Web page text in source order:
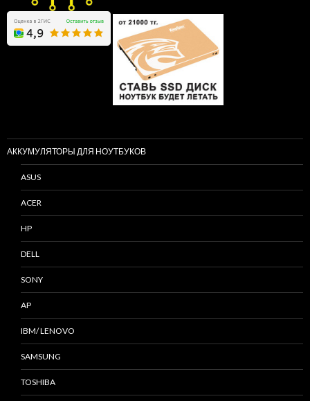
АККУМУЛЯТОРЫ ДЛЯ НОУТБУКОВ
ASUS
ACER
HP
DELL
SONY
AP
IBM/ LENOVO
SAMSUNG
TOSHIBA